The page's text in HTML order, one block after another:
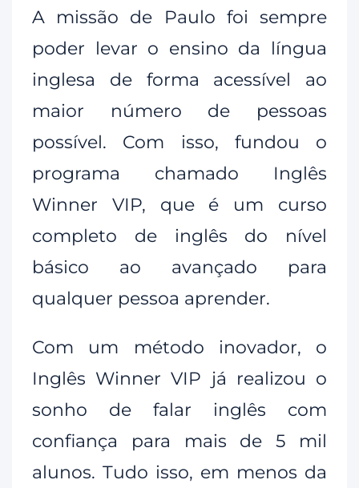
A missão de Paulo foi sempre
poder levar o ensino da língua
inglesa de forma acessível ao
maior número de pessoas
possível. Com isso, fundou o
programa chamado Inglês
Winner VIP, que é um curso
completo de inglês do nível
básico ao avançado para
qualquer pessoa aprender.
Com um método inovador, o
Inglês Winner VIP já realizou o
sonho de falar inglês com
confiança para mais de 5 mil
alunos. Tudo isso, em menos da